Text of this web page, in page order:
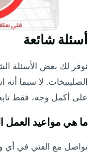
أسئلة شائعة
نوفر لك بعض الأسئلة
الصليبيخات. لا سيما أنه
على أكمل وجه، فقط
ما هي مواعيد العمل